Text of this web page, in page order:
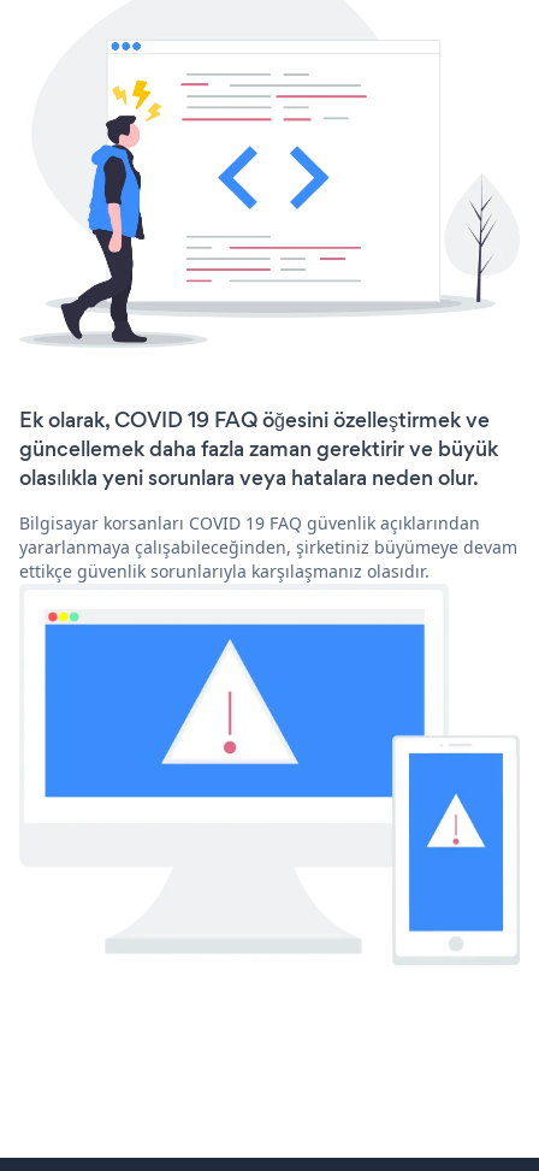
Ek olarak, COVID 19 FAQ öğesini özelleştirmek ve
güncellemek daha fazla zaman gerektirir ve büyük
olasılıkla yeni sorunlara veya hatalara neden olur.
Bilgisayar korsanları COVID 19 FAQ güvenlik açıklarından
yararlanmaya çalışabileceğinden, şirketiniz büyümeye devam
ettikçe güvenlik sorunlarıyla karşılaşmanız olasıdır.